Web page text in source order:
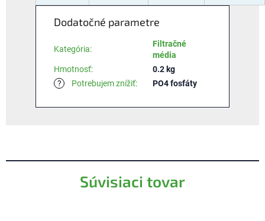
Súvisiaci tovar
Dodatočné parametre
Kategória:
Filtračné
média
Hmotnosť:
0.2 kg
?
Potrebujem znížiť: PO4 fosfáty